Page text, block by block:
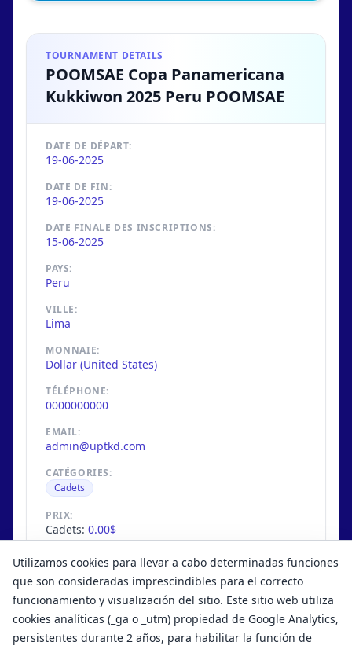
TOURNAMENT DETAILS
POOMSAE Copa Panamericana
Kukkiwon 2025 Peru POOMSAE
DATE DE DÉPART:
19-06-2025
DATE DE FIN:
19-06-2025
DATE FINALE DES INSCRIPTIONS:
15-06-2025
PAYS:
Peru
VILLE:
Lima
MONNAIE:
Dollar (United States)
TÉLÉPHONE:
0000000000
EMAIL:
admin@uptkd.com
CATÉGORIES:
Cadets
PRIX:
Cadets: 0.00$
N MAXIMUM DE COMPETITEURS:
10/unlimited
Utilizamos cookies para llevar a cabo determinadas funciones
que son consideradas imprescindibles para el correcto
funcionamiento y visualización del sitio. Este sitio web utiliza
cookies analíticas (_ga o _utm) propiedad de Google Analytics,
persistentes durante 2 años, para habilitar la función de